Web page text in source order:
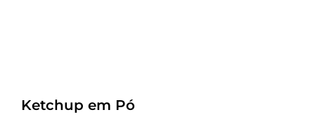
Ketchup em Pó